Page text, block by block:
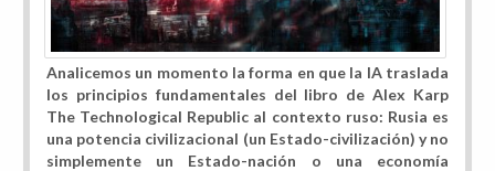
Analicemos un momento la forma en que la IA traslada
los principios fundamentales del libro de Alex Karp
The Technological Republic al contexto ruso: Rusia es
una potencia civilizacional (un Estado-civilización) y no
simplemente un Estado-nación o una economía